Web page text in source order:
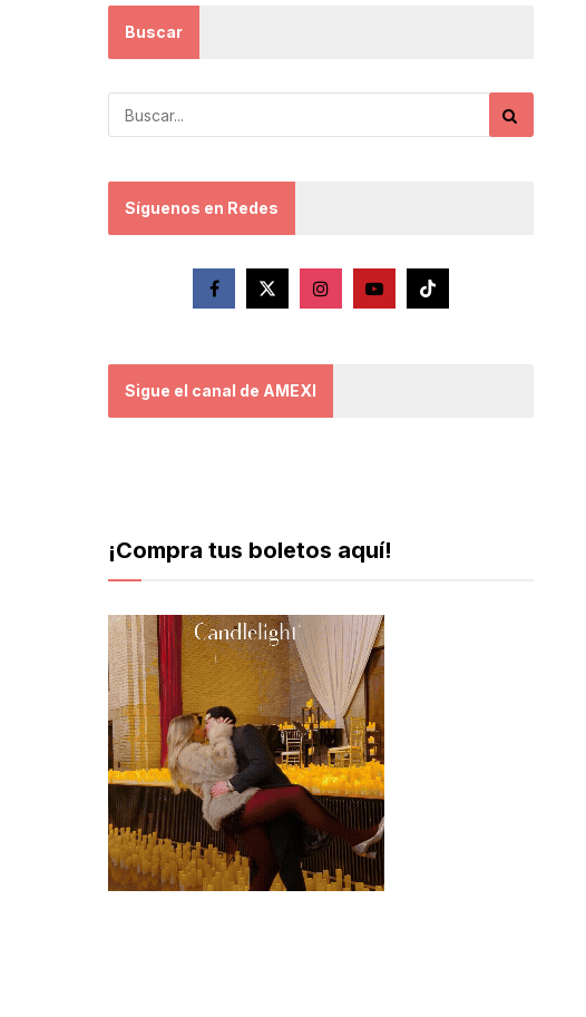
Buscar
Síguenos en Redes
Sigue el canal de AMEXI
¡Compra tus boletos aquí!